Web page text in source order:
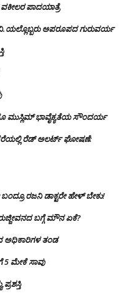
ಪಾದಯಾತ್ರೆ
ಅಪರೂಪದ ಗುರುವರ್ಯ
ಮುಸ್ಲಿಮ್ ಭಾವೈಕ್ಯತೆಯ ಸೌಂದರ್ಯ
ರೆಡ್ ಅಲರ್ಟ್ ಘೋಷಣೆ:
ಬಂದ್ರೂ ರಜನಿ ಡಾಕ್ಟರೇ ಹೇಳ್ ಬೇಕು!
ಬಗ್ಗೆ ಮೌನ ಏಕೆ?
ಅಧಿಕಾರಿಗಳ ತಂಡ
ಮೇಕೆ ಸಾವು